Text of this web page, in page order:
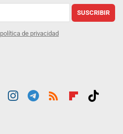
SUSCRIBIR
política de privacidad